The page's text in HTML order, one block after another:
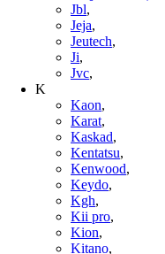
Jbl,
Jeja,
Jeutech,
Ji,
Jvc,
K
Kaon,
Karat,
Kaskad,
Kentatsu,
Kenwood,
Keydo,
Kgh,
Kii pro,
Kion,
Kitano,